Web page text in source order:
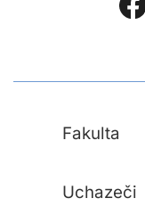
Fakulta
Uchazeči